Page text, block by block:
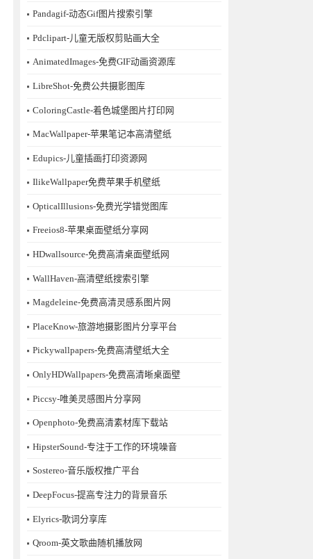
Pandagif-动态Gif图片搜索引擎
Pdclipart-儿童无版权剪贴画大全
AnimatedImages-免费GIF动画资源库
LibreShot-免费公共摄影图库
ColoringCastle-着色城堡图片打印网
MacWallpaper-苹果笔记本高清壁纸
Edupics-儿童插画打印资源网
IlikeWallpaper免费苹果手机壁纸
OpticalIllusions-免费光学错觉图库
Freeios8-苹果桌面壁纸分享网
HDwallsource-免费高清桌面壁纸网
WallHaven-高清壁纸搜索引擎
Magdeleine-免费高清灵感系图片网
PlaceKnow-旅游地摄影图片分享平台
Pickywallpapers-免费高清壁纸大全
OnlyHDWallpapers-免费高清晰桌面壁
Piccsy-唯美灵感图片分享网
Openphoto-免费高清素材库下载站
HipsterSound-专注于工作的环境噪音
Sostereo-音乐版权推广平台
DeepFocus-提高专注力的背景音乐
Elyrics-歌词分享库
Qroom-英文歌曲随机播放网